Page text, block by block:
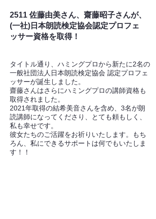
2511 佐藤由美さん、齋藤昭子さんが、
(一社)日本朗読検定協会認定プロフェ
ッサー資格を取得！
タイトル通り、ハミングプロから新たに2名の
一般社団法人日本朗読検定協会 認定プロフェ
ッサーが誕生しました。
齋藤さんはさらにハミングプロの講師資格も
取得されました。
2021年取得の結希美音さんを含め、3名が朗
読講師になってくださり、とても頼もしく、
私も幸せです。
彼女たちのご活躍をお祈りいたします。もち
ろん、私にできるサポートは何でもいたしま
す！！